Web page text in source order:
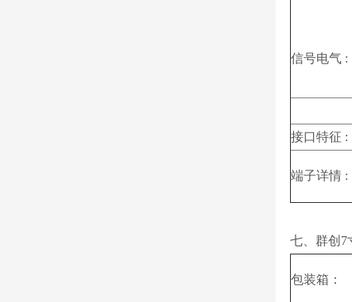
信号电气 :
接口特征 :
端子详情 :
七、群创7
包装箱：